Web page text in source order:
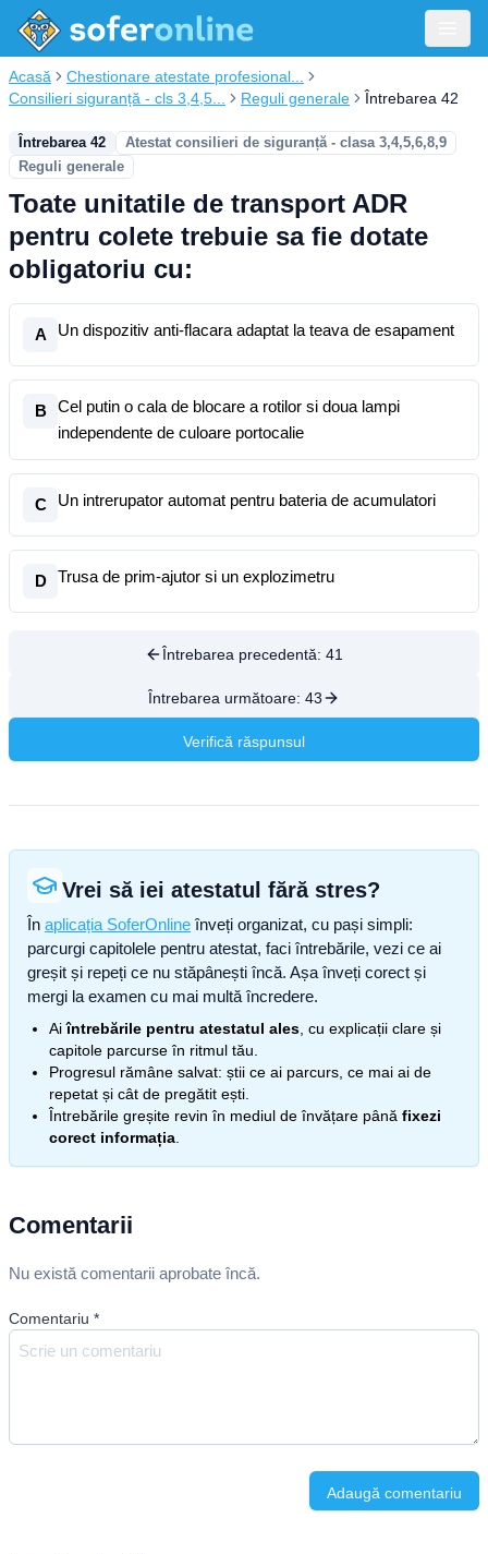
Acasă
Chestionare atestate profesional...
Consilieri siguranță - cls 3,4,5...
Reguli generale Întrebarea 42
Întrebarea 42
Atestat consilieri de siguranță - clasa 3,4,5,6,8,9
Reguli generale
Toate unitatile de transport ADR
pentru colete trebuie sa fie dotate
obligatoriu cu:
A Un dispozitiv anti-flacara adaptat la teava de esapament
B
Cel putin o cala de blocare a rotilor si doua lampi
independente de culoare portocalie
C Un intrerupator automat pentru bateria de acumulatori
D Trusa de prim-ajutor si un explozimetru
Întrebarea precedentă: 41
Întrebarea următoare: 43
Verifică răspunsul
Vrei să iei atestatul fără stres?
În aplicația SoferOnline înveți organizat, cu pași simpli:
parcurgi capitolele pentru atestat, faci întrebările, vezi ce ai
greșit și repeți ce nu stăpânești încă. Așa înveți corect și
mergi la examen cu mai multă încredere.
Aiîntrebările pentru atestatul ales , cu explicații clare și
capitole parcurse în ritmul tău.
Progresul rămâne salvat: știi ce ai parcurs, ce mai ai de
repetat și cât de pregătit ești.
Întrebările greșite revin în mediul de învățare până fixezi
corect informația
Comentarii
Nu există comentarii aprobate încă.
Comentariu *
Adaugă comentariu